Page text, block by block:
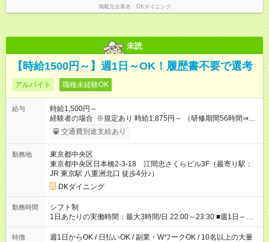
掲載元企業名 DKダイニング
未読
【時給1500円～】週1日～OK！履歴書不要で選考
アルバイト 職種未経験OK
給与
時給1,500円～
経験者の場合 ※規定あり 時給1,875円～ （研修期間56時間⇒変
動なし） ■昇給あり（年2回）⇒トレーナーになったら…通常時
給+300円！ ■食事補助あり⇒1食200円最大 ■友人紹介制度あり
交通費別途支給あり
勤務地
東京都中央区
東京都中央区日本橋2-3-18 江間忠さくらビル3F（最寄り駅：
JR 東京駅 八重洲北口 徒歩4分♪）
DKダイニング
勤務時間
シフト制
1日あたりの実働時間：最大3時間/日 22:00～23:30 ■週1日～
OK◎ ■1日3時間～OK ■勤務時間の変動の可能性あり ■22時以降
勤務は18歳以上(法令による) ■自由シフト制
特徴
週1日からOK / 日払いOK / 副業・WワークOK / 10名以上の大量